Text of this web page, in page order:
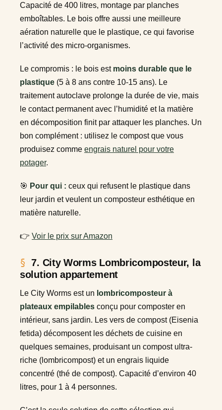
Capacité de 400 litres, montage par planches
emboîtables. Le bois offre aussi une meilleure
aération naturelle que le plastique, ce qui favorise
l’activité des micro-organismes.
Le compromis : le bois est moins durable que le
plastique (5 à 8 ans contre 10-15 ans). Le
traitement autoclave prolonge la durée de vie, mais
le contact permanent avec l’humidité et la matière
en décomposition finit par attaquer les planches. Un
bon complément : utilisez le compost que vous
produisez comme engrais naturel pour votre
potager.
🎯 Pour qui : ceux qui refusent le plastique dans
leur jardin et veulent un composteur esthétique en
matière naturelle.
👉 Voir le prix sur Amazon
7. City Worms Lombricomposteur, la
solution appartement
Le City Worms est un lombricomposteur à
plateaux empilables conçu pour composter en
intérieur, sans jardin. Les vers de compost (Eisenia
fetida) décomposent les déchets de cuisine en
quelques semaines, produisant un compost ultra-
riche (lombricompost) et un engrais liquide
concentré (thé de compost). Capacité d’environ 40
litres, pour 1 à 4 personnes.